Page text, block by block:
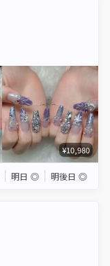
¥10,980
明日 ◎ 明後日 ◎